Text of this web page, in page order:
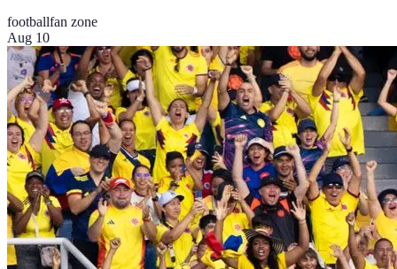
footballfan zone
Aug 10